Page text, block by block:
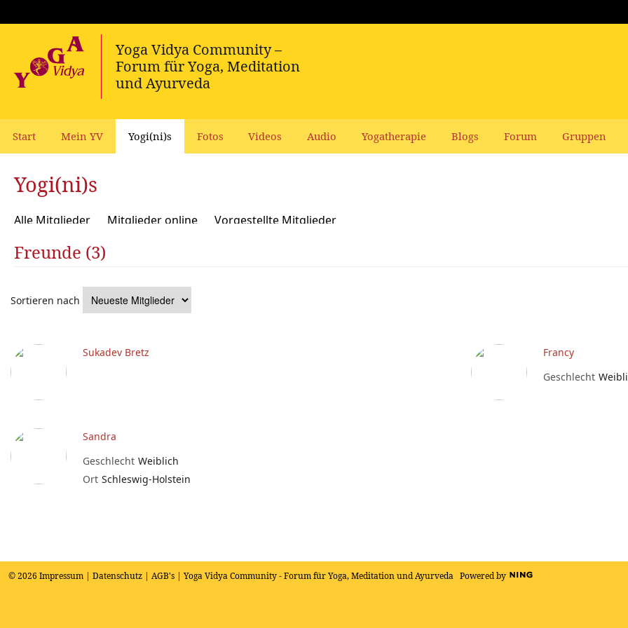
Start Mein YV Yogi(ni)s Fotos Videos Audio Yogatherapie Blogs Forum Gruppen
Yogi(ni)s
Alle Mitglieder Mitglieder online Vorgestellte Mitglieder
Freunde (3)
Sortieren nach
Sukadev Bretz
Francy
Geschlecht
Sandra
Geschlecht Weiblich
Ort Schleswig-Holstein
© 2026 Impressum | Datenschutz | AGB's | Yoga Vidya Community - Forum für Yoga, Meditation und Ayurveda Powered by